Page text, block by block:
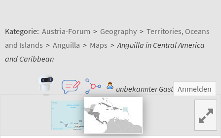
Kategorie: Austria-Forum > Geography > Territories, Oceans
and Islands > Anguilla > Maps > Anguilla in Central America
and Caribbean
unbekannter Gast Anmelden